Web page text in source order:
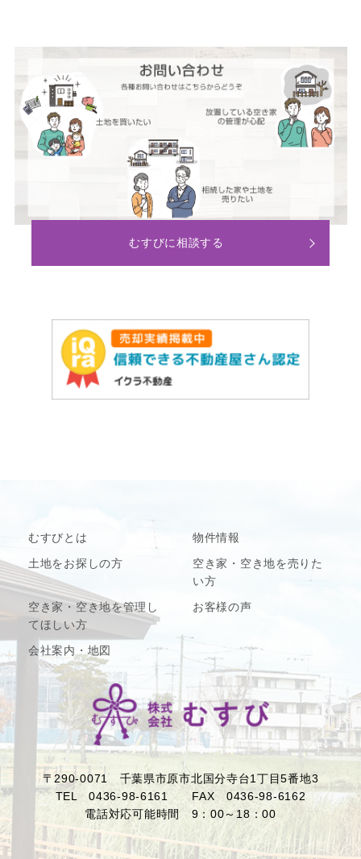
むすびに相談する
むすびとは
物件情報
土地をお探しの方
空き家・空き地を売りた
い方
空き家・空き地を管理し
てほしい方
お客様の声
会社案内・地図
〒290-0071 千葉県市原市北国分寺台1丁目5番地3
TEL 0436-98-6161 FAX 0436-98-6162
電話対応可能時間 9：00～18：00